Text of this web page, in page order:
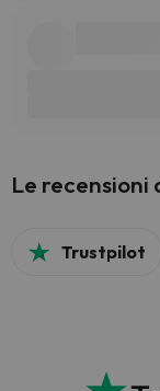
Le
Trustpilot